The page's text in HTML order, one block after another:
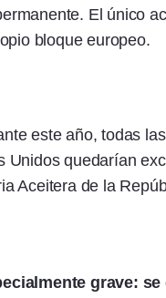
El único
bloque europeo.
este año, todas
Unidos quedarían
Aceitera de la
grave: